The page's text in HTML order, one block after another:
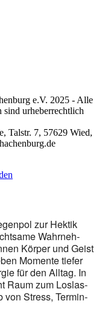
e.V. 2025 - Alle
sind urheberrechtlich
Talstr. 7, 57629 Wied,
zur Hek­tik
Wahr­neh­
Kör­per und Geist
Momen­te tie­fer
für den All­tag. In
Raum zum Los­las­
von Stress, Ter­min­